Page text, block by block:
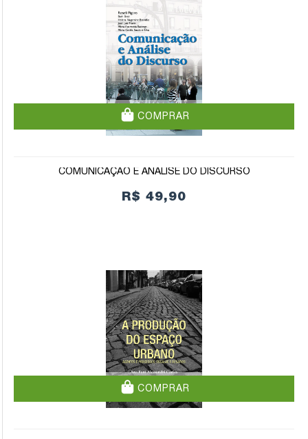
COMPRAR
COMUNICAÇÃO E ANÁLISE DO DISCURSO
R$ 49,90
COMPRAR